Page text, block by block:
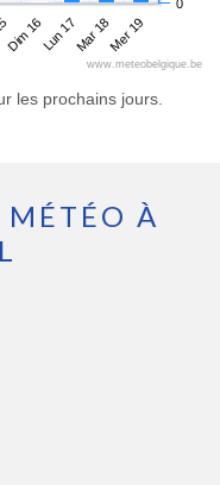
Dim 16Lun 17Mar 18Mer 19
0
www.meteobelgique.be
les prochains jours.
MÉTÉO À